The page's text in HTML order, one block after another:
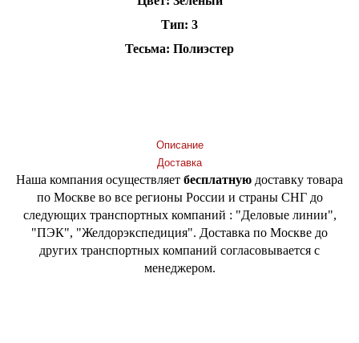
Тип: 3
Тесьма: Полиэстер
Описание
Доставка
Наша компания осуществляет бесплатную доставку товара
по Москве во все регионы России и страны СНГ до
следующих транспортных компаний : "Деловые линии",
"ПЭК", "Желдорэкспедиция". Доставка по Москве до
других транспортных компаний согласовывается с
менеджером.